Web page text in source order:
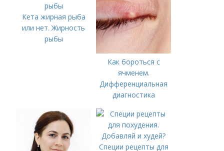
Кета жирная рыба
или нет. Жирность
рыбы
Как бороться с
ячменем.
Дифференциальная
диагностика
Специи рецепты для